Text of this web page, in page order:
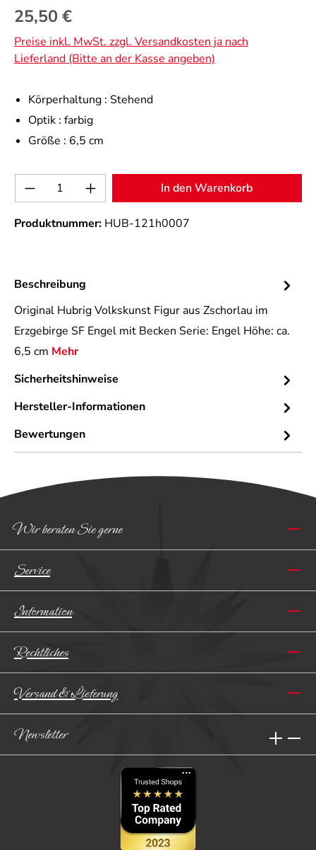
Regulärer Preis:
25,50 €
Preise inkl. MwSt. zzgl. Versandkosten ja nach
Lieferland (Bitte an der Kasse angeben)
Körperhaltung : Stehend
Optik : farbig
Größe : 6,5 cm
Produkt Anzahl: Gib den gewünschten
In den Warenkorb
Produktnummer: HUB-121h0007
Beschreibung
Original Hubrig Volkskunst Figur aus Zschorlau im
Erzgebirge SF Engel mit Becken Serie: Engel Höhe: ca.
6,5 cm Mehr
Sicherheitshinweise
Hersteller-Informationen
Bewertungen
Wir beraten Sie gerne
Service
Information
Rechtliches
Versand & Lieferung
Newsletter